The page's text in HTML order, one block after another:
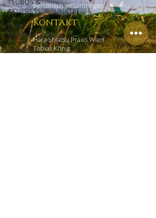
AKUPRESSURPUNKTE
LINK-
EMPFEHLUNGEN
KURSE &
persönlich weiterbringen.
Kontakt
Hara Shiatsu Praxis Wien
Tobias König